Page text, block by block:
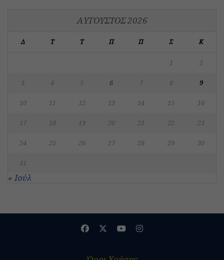
ΑΎΓΟΥΣΤΟΣ 2026
Δ Τ Τ Π Π Σ Κ
1 2
3 4 5 6 7 8 9
10 11 12 13 14 15 16
17 18 19 20 21 22 23
24 25 26 27 28 29 30
31
« Ιούλ